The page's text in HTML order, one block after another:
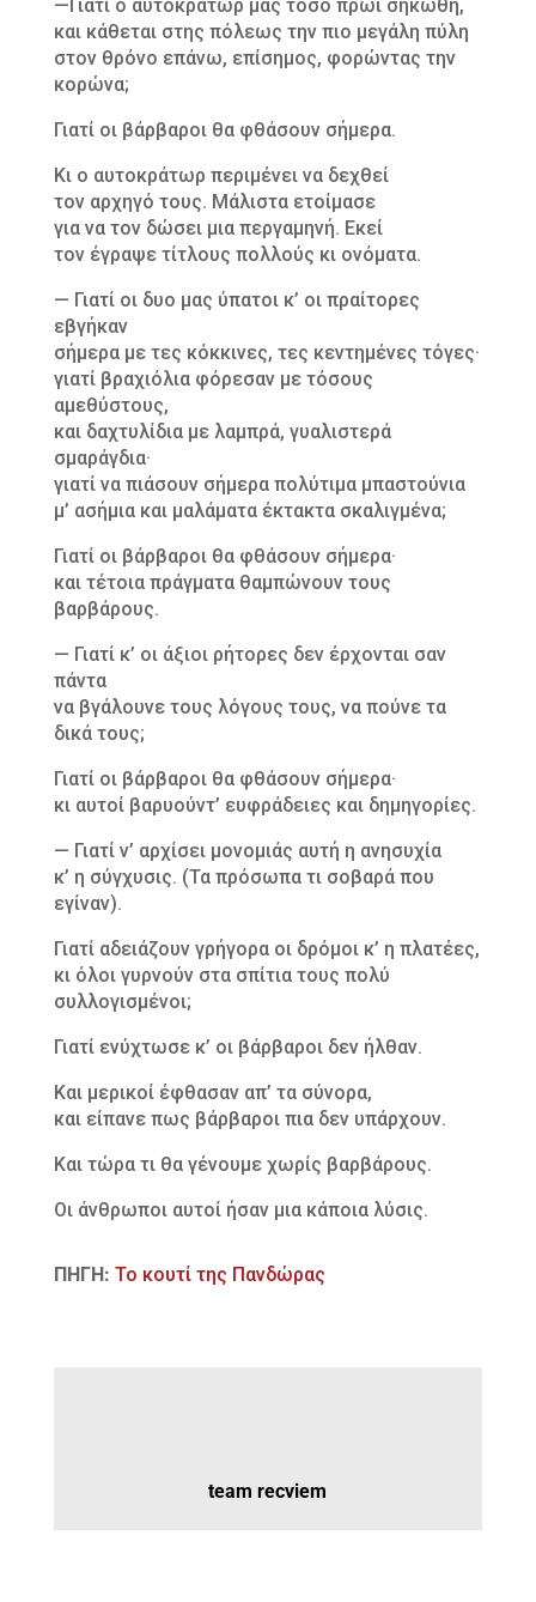
—Γιατί ο αυτοκράτωρ μας τόσο πρωί σηκώθη,
και κάθεται στης πόλεως την πιο μεγάλη πύλη
στον θρόνο επάνω, επίσημος, φορώντας την
κορώνα;
Γιατί οι βάρβαροι θα φθάσουν σήμερα.
Κι ο αυτοκράτωρ περιμένει να δεχθεί
τον αρχηγό τους. Μάλιστα ετοίμασε
για να τον δώσει μια περγαμηνή. Εκεί
τον έγραψε τίτλους πολλούς κι ονόματα.
— Γιατί οι δυο μας ύπατοι κ’ οι πραίτορες
εβγήκαν
σήμερα με τες κόκκινες, τες κεντημένες τόγες·
γιατί βραχιόλια φόρεσαν με τόσους
αμεθύστους,
και δαχτυλίδια με λαμπρά, γυαλιστερά
σμαράγδια·
γιατί να πιάσουν σήμερα πολύτιμα μπαστούνια
μ’ ασήμια και μαλάματα έκτακτα σκαλιγμένα;
Γιατί οι βάρβαροι θα φθάσουν σήμερα·
και τέτοια πράγματα θαμπώνουν τους
βαρβάρους.
— Γιατί κ’ οι άξιοι ρήτορες δεν έρχονται σαν
πάντα
να βγάλουνε τους λόγους τους, να πούνε τα
δικά τους;
Γιατί οι βάρβαροι θα φθάσουν σήμερα·
κι αυτοί βαρυούντ’ ευφράδειες και δημηγορίες.
— Γιατί ν’ αρχίσει μονομιάς αυτή η ανησυχία
κ’ η σύγχυσις. (Τα πρόσωπα τι σοβαρά που
εγίναν).
Γιατί αδειάζουν γρήγορα οι δρόμοι κ’ η πλατέες,
κι όλοι γυρνούν στα σπίτια τους πολύ
συλλογισμένοι;
Γιατί ενύχτωσε κ’ οι βάρβαροι δεν ήλθαν.
Και μερικοί έφθασαν απ’ τα σύνορα,
και είπανε πως βάρβαροι πια δεν υπάρχουν.
Και τώρα τι θα γένουμε χωρίς βαρβάρους.
Οι άνθρωποι αυτοί ήσαν μια κάποια λύσις.
ΠΗΓΗ: Το κουτί της Πανδώρας
team recviem